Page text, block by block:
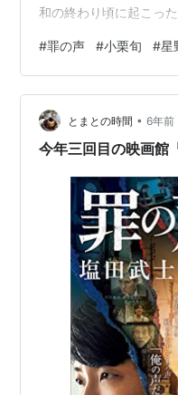
和の終わり頃に起こっ
んと星野源さんが出演
の声』予告【10月30日
ーダ入りの菓子 キツネ
並べると、 グリコ・森
唐無稽なミステリ小説
#罪の声 #小栗旬 #星
とまとの時間 • 6年前
今年三回目の映画館